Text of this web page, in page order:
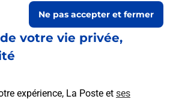
votre vie privée,
expérience, La Poste et ses
Ne pas accepter et fermer
La Poste
nouvel onglet